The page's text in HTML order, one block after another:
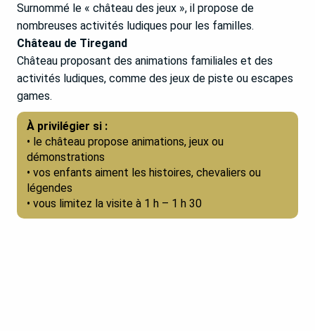
Surnommé le « château des jeux », il propose de
nombreuses activités ludiques pour les familles.
Château de Tiregand
Château proposant des animations familiales et des
activités ludiques, comme des jeux de piste ou escapes
games.
À privilégier si :
• le château propose animations, jeux ou
démonstrations
• vos enfants aiment les histoires, chevaliers ou
légendes
• vous limitez la visite à 1 h – 1 h 30